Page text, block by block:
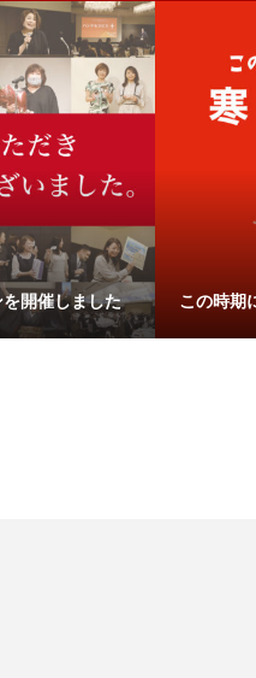
開催しました この時期